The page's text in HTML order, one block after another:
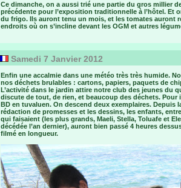
Ce dimanche, on a aussi trié une partie du gros millier
précédente pour l’exposition traditionnelle à l’hôtel. Et
du frigo. Ils auront tenu un mois, et les tomates auront
endroits où on s’incline devant les OGM et autres
Samedi 7 Janvier 2012
Enfin une accalmie dans une météo très très humide.
nos déchets brulables : cartons, papiers, paquets de
L’activité dans le jardin attire notre club des jeunes du
discute de tout, de rien, et beaucoup des déchets. Pour
BD en tuvaluen. On descend deux exemplaires. Depuis
rédaction de promesses et les dessins, les enfants,
qui faisaient (les plus grands, Maeli, Stella, Toluafe et
décédée l’an dernier), auront bien passé 4 heures
filmé en longueur.